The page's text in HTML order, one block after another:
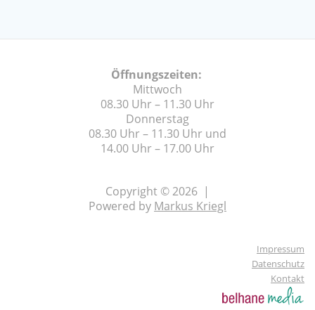
Öffnungszeiten:
Mittwoch
08.30 Uhr – 11.30 Uhr
Donnerstag
08.30 Uhr – 11.30 Uhr und
14.00 Uhr – 17.00 Uhr
Copyright © 2026 |
Powered by Markus Kriegl
Impressum
Datenschutz
Kontakt